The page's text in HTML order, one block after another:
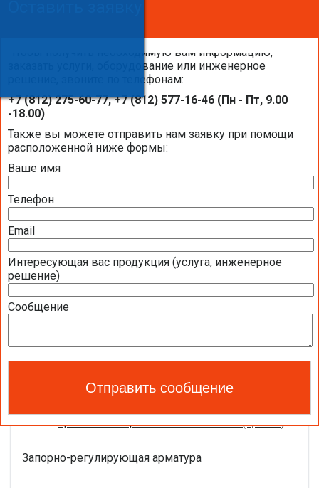
Оставить заявку
Чтобы получить необходимую вам информацию,
заказать услуги, оборудование или инженерное
решение, звоните по телефонам:
+7 (812) 275-60-77, +7 (812) 577-16-46 (Пн - Пт, 9.00
-18.00)
Также вы можете отправить нам заявку при помощи
расположенной ниже формы:
Ваше имя
Телефон
Email
Интересующая вас продукция (услуга, инженерное
решение)
Сообщение
Каталоги и брошюры BELIMO
Общая информация BELIMO
Презентация компании BELIMO 2016 (2,51
Полная номенклатура продукции BELIMO
Приводы для воздушных клапанов
Полный обзор электроприводов для систем
вентиляции 2016 (17,5 МБ)
Каталог ЭЛЕКТРОПРИВОДЫ ДЛЯ
ВОЗДУШНЫХ ЗАСЛОНОК BELIMO 2016 (18,2
противопожарных клапанов 2015 (0,8 МБ)
Запорно-регулирующая арматура